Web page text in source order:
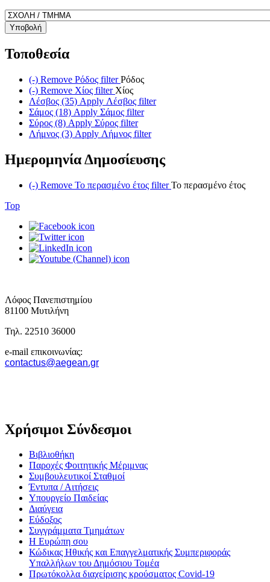
Υποβολή
Τοποθεσία
(-) Remove Ρόδος filterΡόδος
(-) Remove Χίος filter Χίος
Λέσβος (35) Apply Λέσβος filter
Σάμος (18) Apply Σάμος filter
Σύρος (8) Apply Σύρος filter
Λήμνος (3) Apply Λήμνος filter
Ημερομηνία Δημοσίευσης
(-) Remove Το περασμένο έτος filterΤο περασμένο έτος
Top
Λόφος Πανεπιστημίου
81100 Μυτιλήνη
Τηλ. 22510 36000
e-mail επικοινωνίας:
contactus@aegean.gr
Χρήσιμοι Σύνδεσμοι
Βιβλιοθήκη
Παροχές Φοιτητικής Μέριμνας
Συμβουλευτικοί Σταθμοί
Έντυπα / Αιτήσεις
Υπουργείο Παιδείας
Διαύγεια
Εύδοξος
Συγγράμματα Τμημάτων
Η Ευρώπη σου
Κώδικας Ηθικής και Επαγγελματικής Συμπεριφοράς
Υπαλλήλων του Δημόσιου Τομέα
Πρωτόκολλα διαχείρισης κρούσματος Covid-19